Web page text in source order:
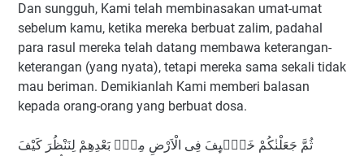
Dan sungguh, Kami telah membinasakan umat-umat
sebelum kamu, ketika mereka berbuat zalim, padahal
para rasul mereka telah datang membawa keterangan-
keterangan (yang nyata), tetapi mereka sama sekali tidak
mau beriman. Demikianlah Kami memberi balasan
kepada orang-orang yang berbuat dosa.
ثُمَّ جَعَلْنٰكُمْ خَلٰۤىِٕفَ فِى الْاَرْضِ مِنْۢ بَعْدِهِمْ لِنَنْظُرَ كَيْفَ